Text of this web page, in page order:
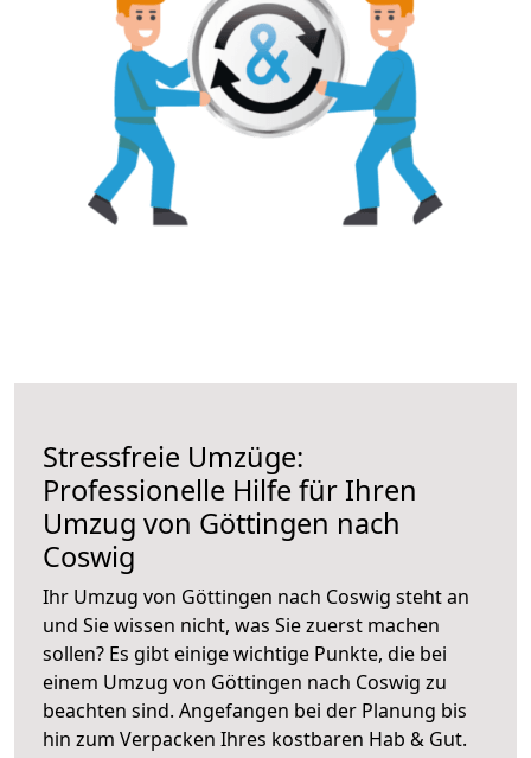
Stressfreie Umzüge:
Professionelle Hilfe für Ihren
Umzug von Göttingen nach
Coswig
Ihr Umzug von Göttingen nach Coswig steht an
und Sie wissen nicht, was Sie zuerst machen
sollen? Es gibt einige wichtige Punkte, die bei
einem Umzug von Göttingen nach Coswig zu
beachten sind. Angefangen bei der Planung bis
hin zum Verpacken Ihres kostbaren Hab & Gut.